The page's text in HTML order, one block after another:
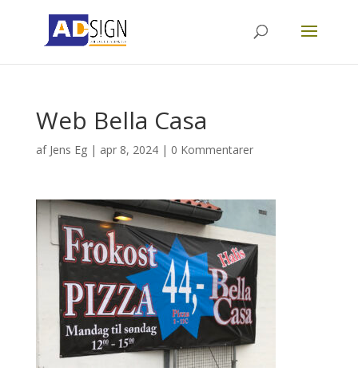
Web Bella Casa
af Jens Eg| apr 8, 2024| 0 Kommentarer